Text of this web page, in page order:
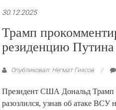
30.12.2025
Трамп
резиденцию Путина
Опубликовал: Негмат Гиясов
Президент США Дональд Трамп
разозлился, узнав об атаке ВСУ